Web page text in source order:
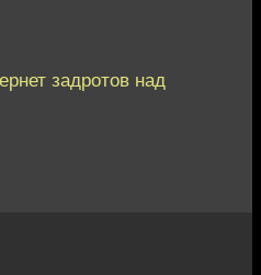
задротов над